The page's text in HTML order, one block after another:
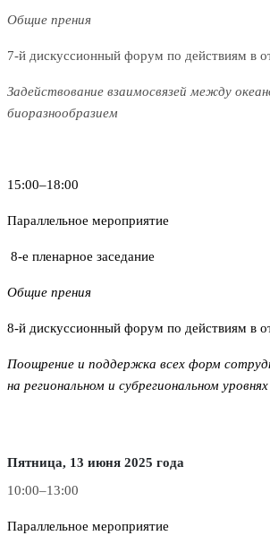
Общие прения
7-й дискуссионный форум по действиям в
Задействование взаимосвязей между
биоразнообразием
15:00–18:00
Параллельное мероприятие
8-е пленарное заседание
Общие прения
8-й дискуссионный форум по действиям в
Поощрение и поддержка всех форм
на региональном и субрегиональном уровнях
Пятница, 13 июня 2025 года
10:00–13:00
Параллельное мероприятие